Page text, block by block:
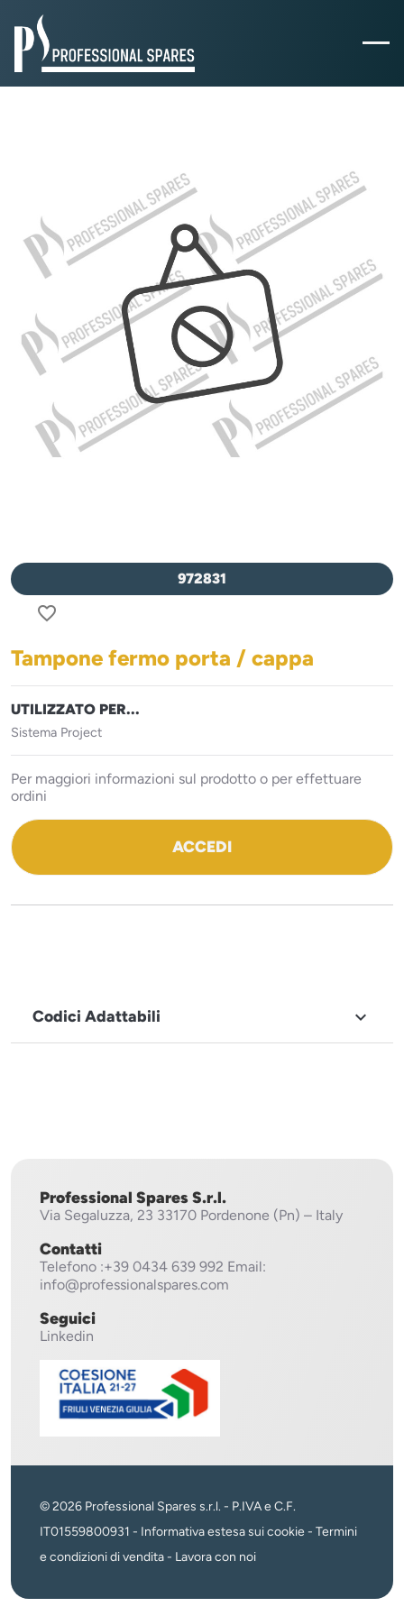
972831
favorite_border
Tampone fermo porta / cappa
UTILIZZATO PER...
Sistema Project
Per maggiori informazioni sul prodotto o per effettuare
ordini
ACCEDI
Codici Adattabili 
Professional Spares S.r.l.
Via Segaluzza, 23 33170 Pordenone (Pn) – Italy
Contatti
Telefono :+39 0434 639 992 Email:
info@professionalspares.com
Seguici
Linkedin
© 2026 Professional Spares s.r.l. - P.IVA e C.F.
IT01559800931 - Informativa estesa sui cookie - Termini
e condizioni di vendita- Lavora con noi